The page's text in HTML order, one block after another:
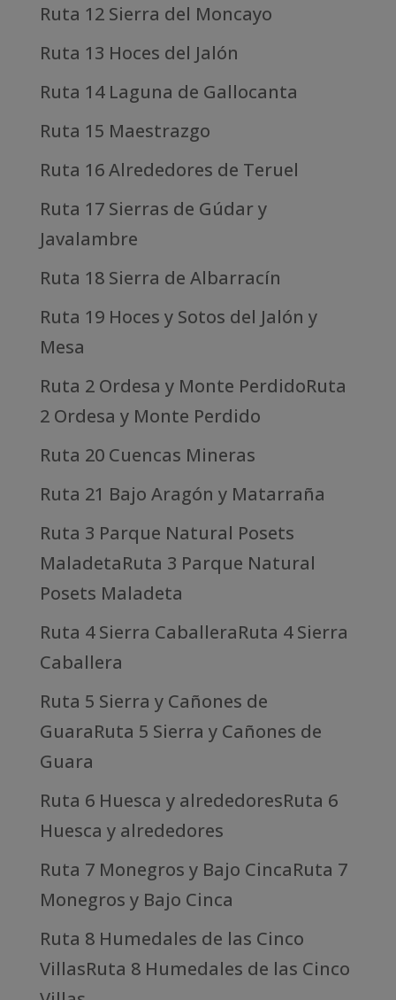
Ruta 12 Sierra del Moncayo
Ruta 13 Hoces del Jalón
Ruta 14 Laguna de Gallocanta
Ruta 15 Maestrazgo
Ruta 16 Alrededores de Teruel
Ruta 17 Sierras de Gúdar y
Javalambre
Ruta 18 Sierra de Albarracín
Ruta 19 Hoces y Sotos del Jalón y
Mesa
Ruta 2 Ordesa y Monte PerdidoRuta
2 Ordesa y Monte Perdido
Ruta 20 Cuencas Mineras
Ruta 21 Bajo Aragón y Matarraña
Ruta 3 Parque Natural Posets
MaladetaRuta 3 Parque Natural
Posets Maladeta
Ruta 4 Sierra CaballeraRuta 4 Sierra
Caballera
Ruta 5 Sierra y Cañones de
GuaraRuta 5 Sierra y Cañones de
Guara
Ruta 6 Huesca y alrededoresRuta 6
Huesca y alrededores
Ruta 7 Monegros y Bajo CincaRuta 7
Monegros y Bajo Cinca
Ruta 8 Humedales de las Cinco
VillasRuta 8 Humedales de las Cinco